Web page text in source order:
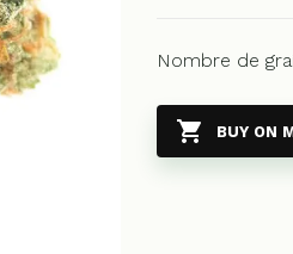
Nombre de
 BUY ON